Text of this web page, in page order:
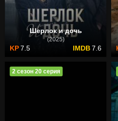
Шерлок и дочь
(2025)
7.5 7.6
2 сезон 20 серия